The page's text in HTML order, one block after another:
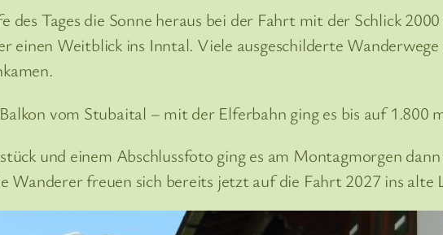
des Tages die Sonne heraus bei der Fahrt mit der Schlick
einen Weitblick ins Inntal. Viele ausgeschilderte
vom Stubaital – mit der Elferbahn ging es bis auf 1.800
und einem Abschlussfoto ging es am Montagmorgen
Wanderer freuen sich bereits jetzt auf die Fahrt 2027 ins alte